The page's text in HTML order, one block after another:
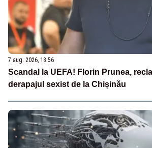
7 aug. 2026, 18:56
Scandal la UEFA! Florin Prunea,
derapajul sexist de la Chișinău